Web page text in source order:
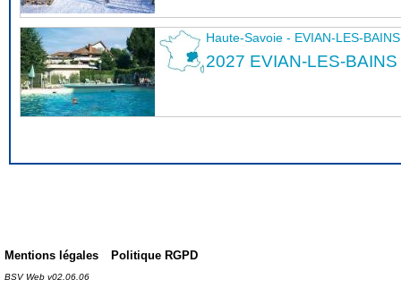
Haute-Savoie - EVIAN-LES-BAINS
2027 EVIAN-LES-BAINS
Mentions légales Politique RGPD
BSV Web v02.06.06